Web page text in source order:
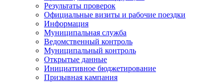
Результаты проверок
Официальные визиты и рабочие поездки
Информация
Муниципальная служба
Ведомственный контроль
Муниципальный контроль
Открытые данные
Инициативное бюджетирование
Призывная кампания